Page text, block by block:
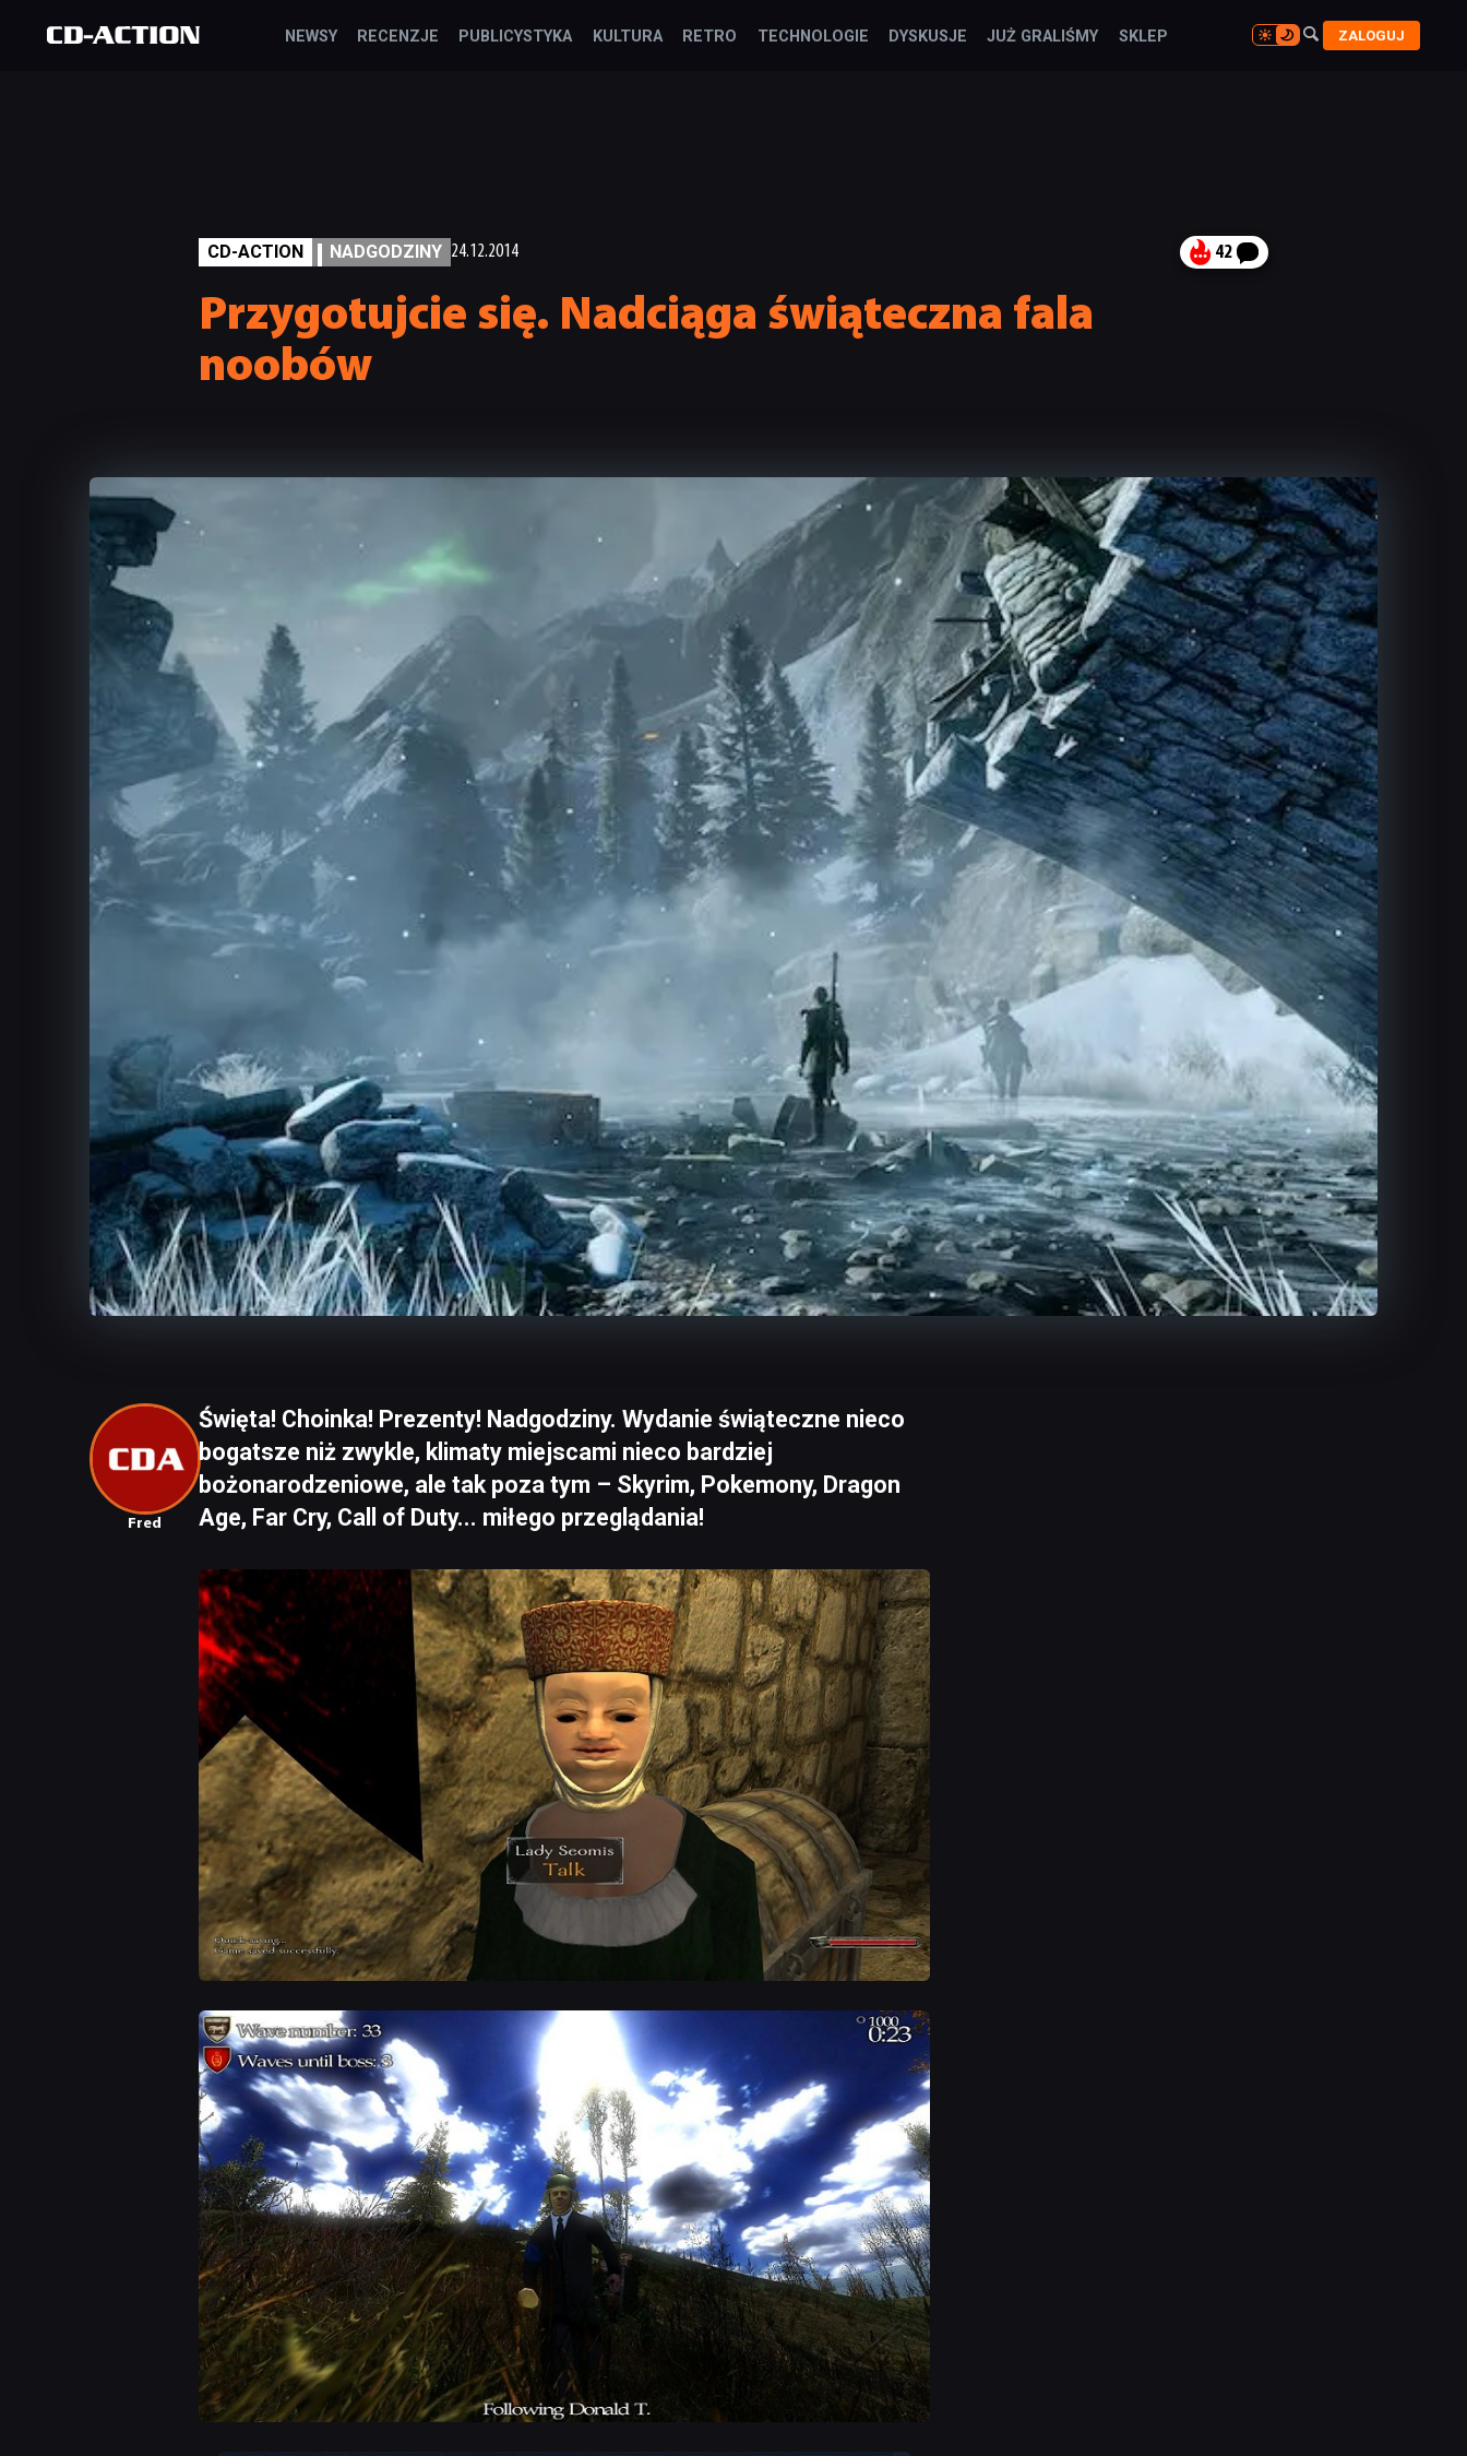
NEWSY RECENZJE PUBLICYSTYKA KULTURA RETRO TECHNOLOGIE DYSKUSJE JUŻ GRALIŚMY SKLEP 
 ZALOGUJ
CD-ACTION NADGODZINY 24.12.2014 42
Przygotujcie się. Nadciąga świąteczna fala
noobów
Fred
Święta! Choinka! Prezenty! Nadgodziny. Wydanie świąteczne nieco
bogatsze niż zwykle, klimaty miejscami nieco bardziej
bożonarodzeniowe, ale tak poza tym – Skyrim, Pokemony, Dragon
Age, Far Cry, Call of Duty... miłego przeglądania!